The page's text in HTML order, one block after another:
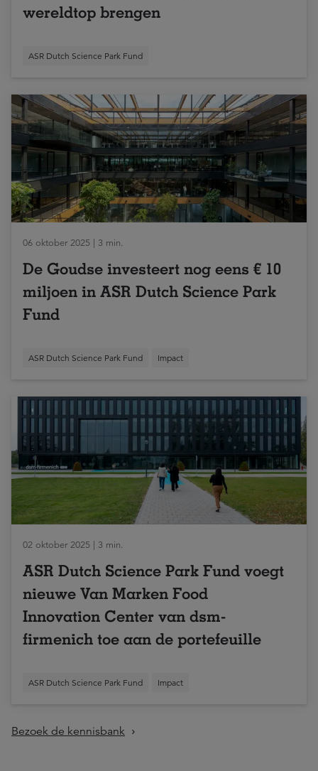
wereldtop brengen
ASR Dutch Science Park Fund
06 oktober 2025 | 3 min.
De Goudse investeert nog eens € 10
miljoen in ASR Dutch Science Park
Fund
ASR Dutch Science Park Fund Impact
02 oktober 2025 | 3 min.
ASR Dutch Science Park Fund voegt
nieuwe Van Marken Food
Innovation Center van dsm-
firmenich toe aan de portefeuille
ASR Dutch Science Park Fund Impact
Bezoek de kennisbank